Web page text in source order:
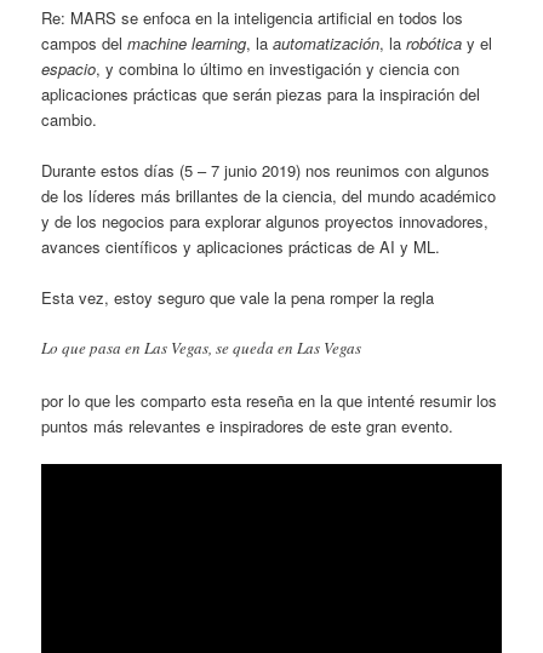
Re: MARS se enfoca en la inteligencia artificial en todos los
campos delmachine learning, laautomatización, larobóticay el
espacio, y combina lo último en investigación y ciencia con
aplicaciones prácticas que serán piezas para la inspiración del
cambio.
Durante estos días (5 – 7 junio 2019) nos reunimos con algunos
de los líderes más brillantes de la ciencia, del mundo académico
y de los negocios para explorar algunos proyectos innovadores,
avances científicos y aplicaciones prácticas de AI y ML.
Esta vez, estoy seguro que vale la pena romper la regla
Lo que pasa en Las Vegas, se queda en Las Vegas
por lo que les comparto esta reseña en la que intenté resumir los
puntos más relevantes e inspiradores de este gran evento.